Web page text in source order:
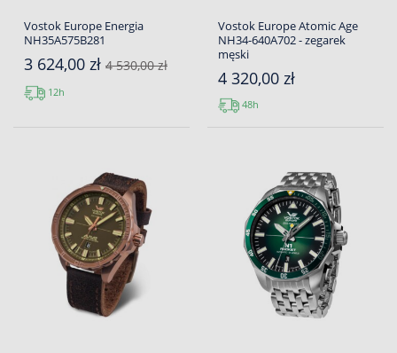
Vostok Europe Energia
NH35A575B281
3 624,00 zł 4 530,00 zł
12h
Vostok Europe Atomic Age
NH34-640A702 - zegarek
męski
4 320,00 zł
48h